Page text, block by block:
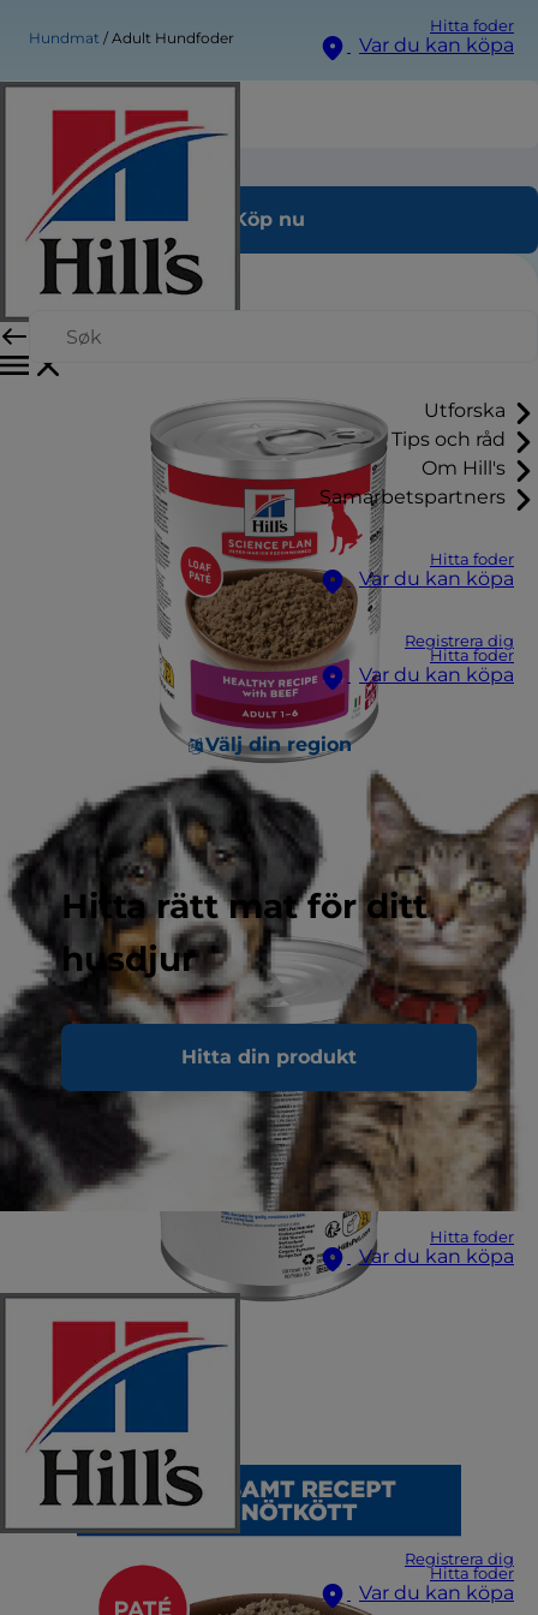
Hitta foder
Var du kan köpa
Utforska
Tips och råd
Om Hill's
Samarbetspartners
Hitta foder
Var du kan köpa
Registrera dig
Hitta foder
Var du kan köpa
Välj din region
Hitta rätt mat för ditt
husdjur
Hitta din produkt
Hitta foder
Var du kan köpa
Registrera dig
Hitta foder
Var du kan köpa
Hundmat Adult Hundfoder
Adult Hundfoder
Köp nu